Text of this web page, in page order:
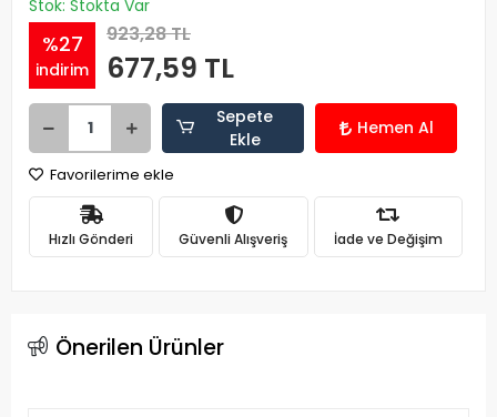
Stok: Stokta Var
%27
indirim
923,28 TL
677,59 TL
Sepete
Ekle
Hemen Al
Favorilerime ekle
Hızlı Gönderi Güvenli Alışveriş İade ve Değişim
Önerilen Ürünler